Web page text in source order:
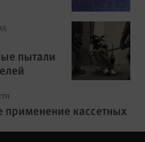
пытали
кассетных